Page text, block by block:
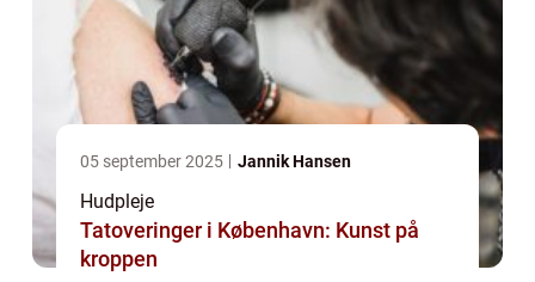
05 september 2025 Jannik Hansen
Hudpleje
Tatoveringer i København: Kunst på
kroppen